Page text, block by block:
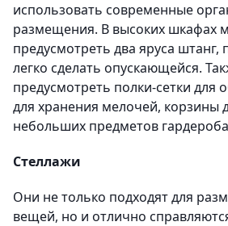
использовать современные
размещения. В высоких шкафах
предусмотреть два яруса
легко сделать опускающейся.
предусмотреть полки-сетки для
для хранения мелочей, корзины
небольших предметов
Стеллажи
Они не только подходят для
вещей, но и отлично